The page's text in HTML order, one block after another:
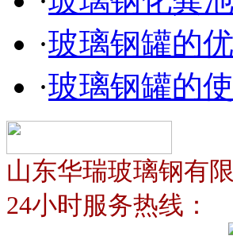
·玻璃钢罐的
·玻璃钢罐的
山东华瑞玻璃钢有
24小时服务热线：